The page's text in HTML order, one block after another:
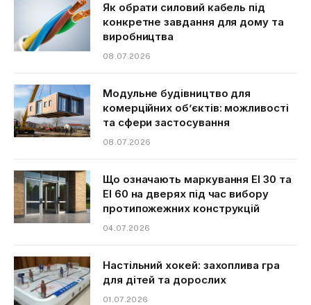
Як обрати силовий кабель під
конкретне завдання для дому та
виробництва
08.07.2026
Модульне будівництво для
комерційних об’єктів: можливості
та сфери застосування
08.07.2026
Що означають маркування EI 30 та
EI 60 на дверях під час вибору
протипожежних конструкцій
04.07.2026
Настільний хокей: захоплива гра
для дітей та дорослих
01.07.2026